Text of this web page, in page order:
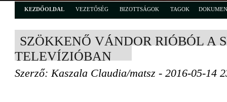
KEZDŐOLDAL VEZETŐSÉG BIZOTTSÁGOK TAGOK
SZÖKKENŐ VÁNDOR RIÓBÓL A
TELEVÍZIÓBAN
Szerző: Kaszala Claudia/matsz - 2016-05-14